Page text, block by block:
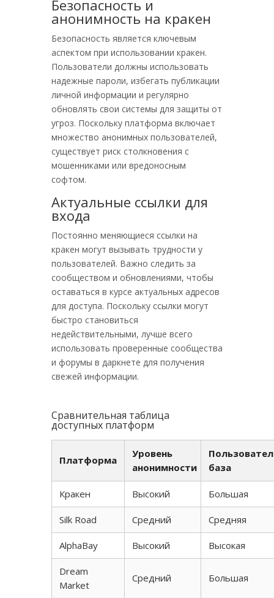
Безопасность и
анонимность на кракен
Безопасность является ключевым
аспектом при использовании кракен.
Пользователи должны использовать
надежные пароли, избегать публикации
личной информации и регулярно
обновлять свои системы для защиты от
угроз. Поскольку платформа включает
множество анонимных пользователей,
существует риск столкновения с
мошенниками или вредоносным
софтом.
Актуальные ссылки для
входа
Постоянно меняющиеся ссылки на
кракен могут вызывать трудности у
пользователей. Важно следить за
сообществом и обновлениями, чтобы
оставаться в курсе актуальных адресов
для доступа. Поскольку ссылки могут
быстро становиться
недействительными, лучше всего
использовать проверенные сообщества
и форумы в даркнете для получения
свежей информации.
Сравнительная таблица
доступных платформ
Платформа
Уровень
анонимности
база
Кракен Высокий Большая
Silk Road Средний Средняя
AlphaBay Высокий Высокая
Dream
Market
Средний Большая